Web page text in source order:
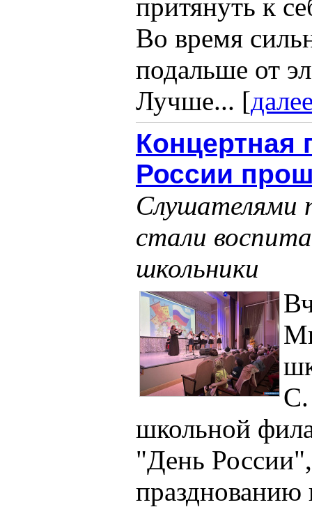
притянуть к
Во время
подальше от
Лучше... [
Концертная
России
Слушателями
стали
школьники
С.
школьной
"День
празднованию